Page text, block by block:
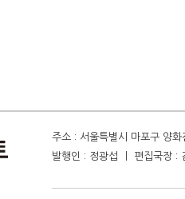
주소 : 서울특별시 마포구 양
발행인 : 정광섭 ㅣ 편집국장